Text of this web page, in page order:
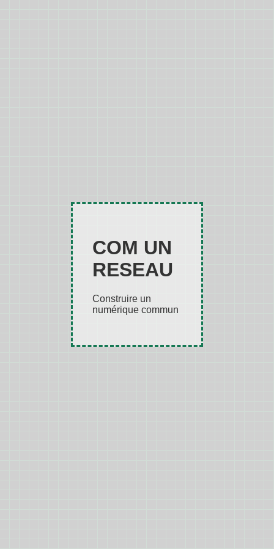
COM UN
RESEAU
Construire un
numérique commun